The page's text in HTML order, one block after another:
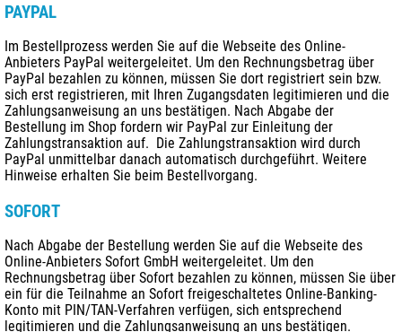
PAYPAL
Im Bestellprozess werden Sie auf die Webseite des Online-
Anbieters PayPal weitergeleitet. Um den Rechnungsbetrag über
PayPal bezahlen zu können, müssen Sie dort registriert sein bzw.
sich erst registrieren, mit Ihren Zugangsdaten legitimieren und die
Zahlungsanweisung an uns bestätigen. Nach Abgabe der
Bestellung im Shop fordern wir PayPal zur Einleitung der
Zahlungstransaktion auf. Die Zahlungstransaktion wird durch
PayPal unmittelbar danach automatisch durchgeführt. Weitere
Hinweise erhalten Sie beim Bestellvorgang.
SOFORT
Nach Abgabe der Bestellung werden Sie auf die Webseite des
Online-Anbieters Sofort GmbH weitergeleitet. Um den
Rechnungsbetrag über Sofort bezahlen zu können, müssen Sie über
ein für die Teilnahme an Sofort freigeschaltetes Online-Banking-
Konto mit PIN/TAN-Verfahren verfügen, sich entsprechend
legitimieren und die Zahlungsanweisung an uns bestätigen.